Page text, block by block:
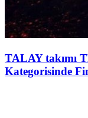
TALAY takımı
Kategorisinde